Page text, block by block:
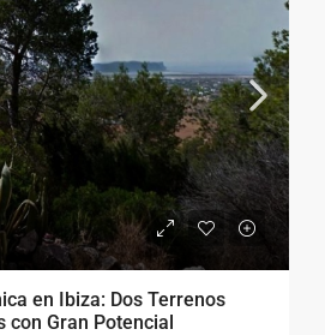
en Ibiza: Dos Terrenos
con Gran Potencial